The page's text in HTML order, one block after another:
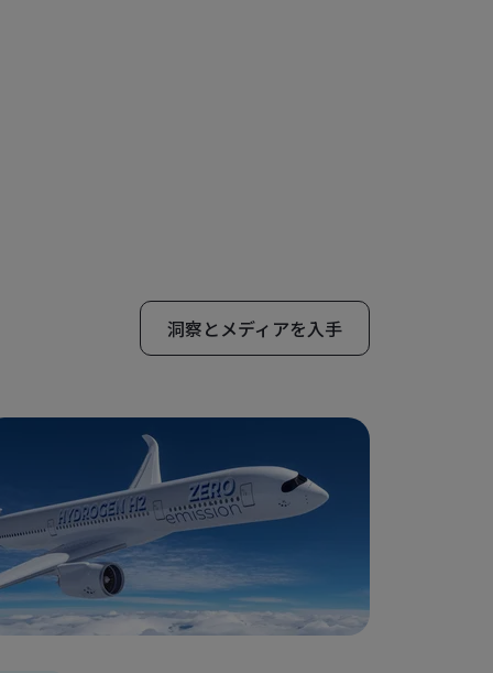
洞察とメディアを入手